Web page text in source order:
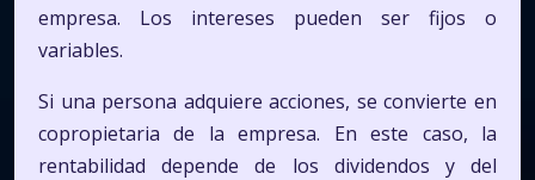
empresa. Los intereses pueden ser fijos o
variables.
Si una persona adquiere acciones, se convierte en
copropietaria de la empresa. En este caso, la
rentabilidad depende de los dividendos y del